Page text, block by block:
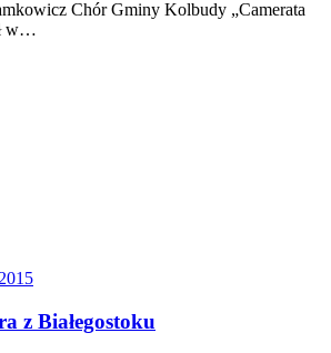
Chór Gminy Kolbudy „Camerata
w…
z Białegostoku